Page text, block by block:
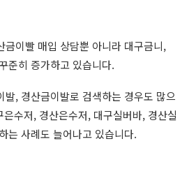
금이빨 매입 상담뿐 아니라 대구금니,
준히 증가하고 있습니다.
발, ​경산금이발로 검색하는 경우도 많으
수저, ​경산은수저, ​대구실버바, ​경산실
는 사례도 늘어나고 있습니다.